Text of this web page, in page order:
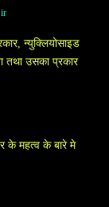
न्युक्लियोसाइड
तथा उसका प्रकार
के महत्व के बारे मे